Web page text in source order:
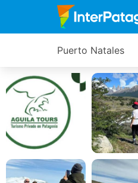
Puerto Natales